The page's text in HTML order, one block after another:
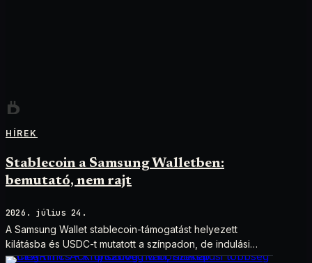
HÍREK
Stablecoin a Samsung Walletben:
bemutató, nem rajt
2026. július 24.
A Samsung Wallet stablecoin-támogatást helyezett
kilátásba és USDC-t mutatott a színpadon, de indulási
dátum és technikai részletek nélkül.